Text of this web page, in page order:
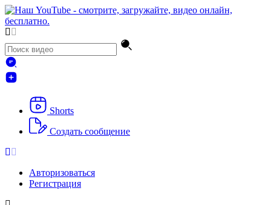
Shorts
Создать сообщение
Авторизоваться
Регистрация